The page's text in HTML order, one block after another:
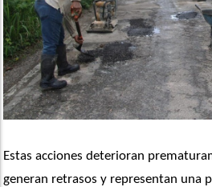
Estas acciones deterioran
generan retrasos y representan una